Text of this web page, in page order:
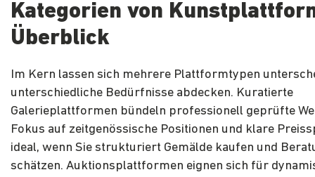
Kategorien von
Überblick
Im Kern lassen sich mehrere Plattformtypen
unterschiedliche Bedürfnisse abdecken. Kuratierte
Galerieplattformen bündeln professionell geprüfte
Fokus auf zeitgenössische Positionen und klare
ideal, wenn Sie strukturiert Gemälde kaufen und
schätzen. Auktionsplattformen eignen sich für